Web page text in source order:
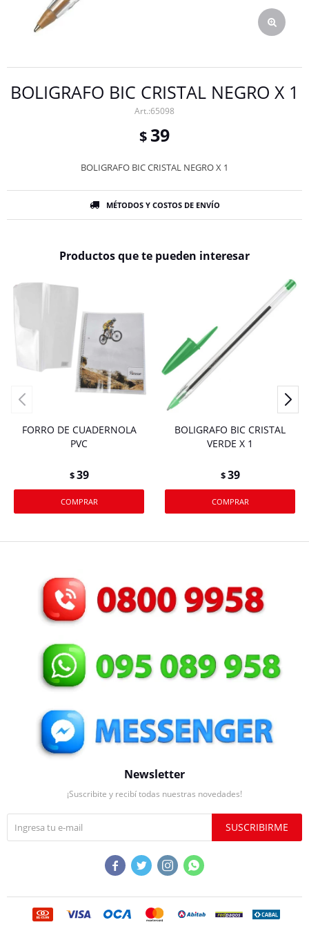
BOLIGRAFO BIC CRISTAL NEGRO X 1
65098
$ 39
BOLIGRAFO BIC CRISTAL NEGRO X 1
MÉTODOS Y COSTOS DE ENVÍO
Productos que te pueden interesar
FORRO DE CUADERNOLA
PVC
$39
BOLIGRAFO BIC CRISTAL
VERDE X 1
$39
Newsletter
¡Suscribite y recibí todas nuestras novedades!
SUSCRIBIRME
   